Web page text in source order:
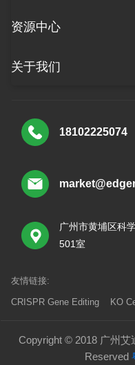
资源中心
关于我们
18102225074
广州市黄埔区科
501室
友情链接:
CRISPR Gene Editing KO
Copyright © 2018 广州艾
Reserved